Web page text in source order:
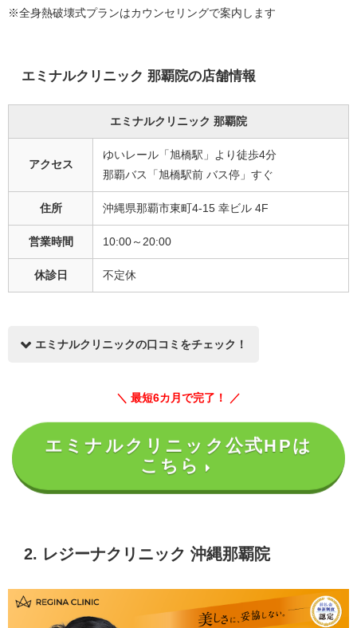
※全身熱破壊式プランはカウンセリングで案内します
エミナルクリニック 那覇院の店舗情報
エミナルクリニック 那覇院
アクセス
ゆいレール「旭橋駅」より徒歩4分
那覇バス「旭橋駅前 バス停」すぐ
住所 沖縄県那覇市東町4-15 幸ビル 4F
営業時間 10:00～20:00
休診日 不定休
エミナルクリニックの口コミをチェック！
みぃさん
また来たいと思いました♪
＼ 最短6カ月で完了！ ／
エミナルクリニック公式HPは
こちら
2. レジーナクリニック 沖縄那覇院